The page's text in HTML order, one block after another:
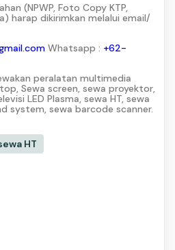
(NPWP, Foto Copy KTP,
harap dikirimkan melalui email/
Whatsapp : +62-
peralatan multimedia
Sewa screen, sewa proyektor,
LED Plasma, sewa HT, sewa
system, sewa barcode scanner.
HT